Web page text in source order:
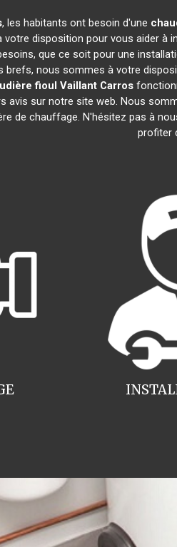
, les habitants ont besoin d'une
votre disposition pour vous aider à
que ce soit pour une
brefs, nous sommes à votre
fioul Vaillant Carros
avis sur notre site web. Nous
de chauffage. N'hésitez pas à
profiter